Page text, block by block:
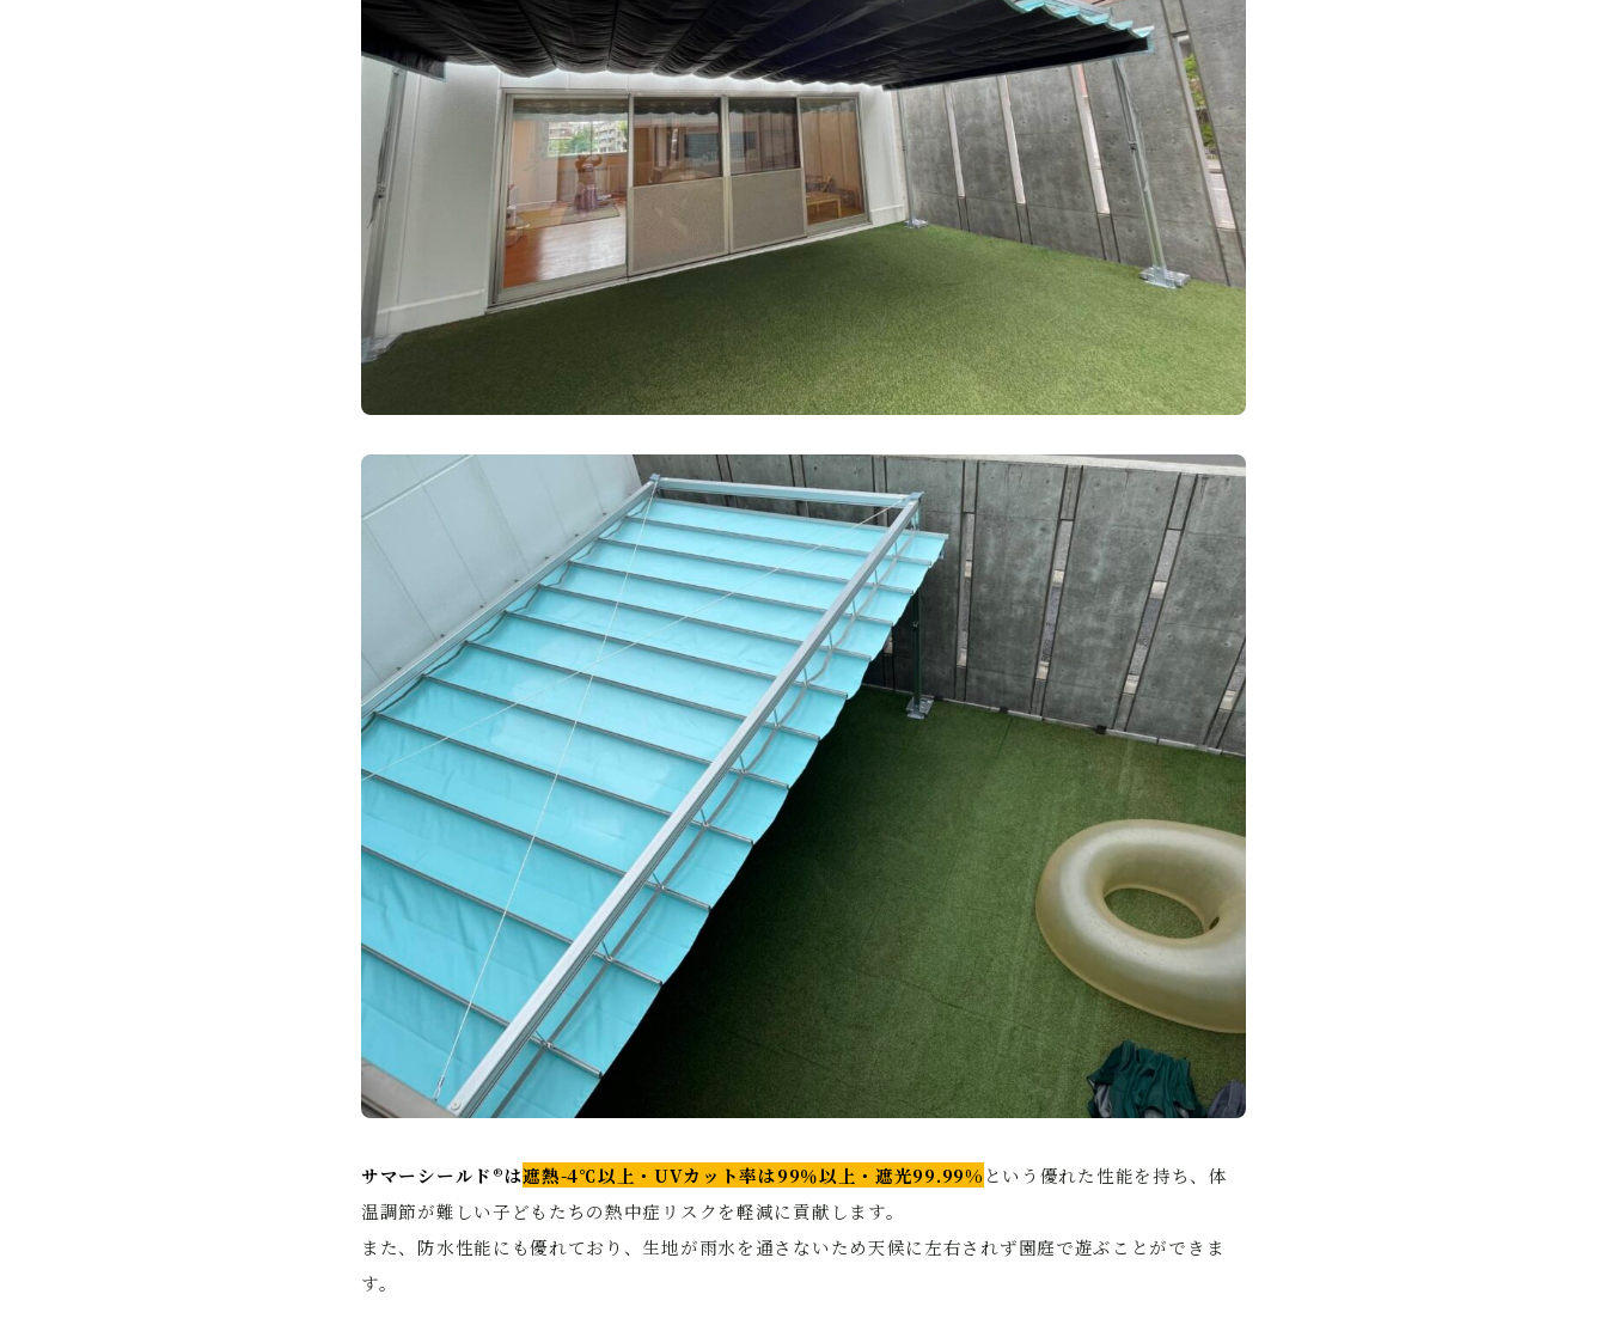
サマーシールド®は遮熱-4℃以上・UVカット率は99％以上・遮光99.99% という優れた性能を持ち、体
温調節が難しい子どもたちの熱中症リスクを軽減に貢献します。
また、防水性能にも優れており、生地が雨水を通さないため天候に左右されず園庭で遊ぶことができま
す。